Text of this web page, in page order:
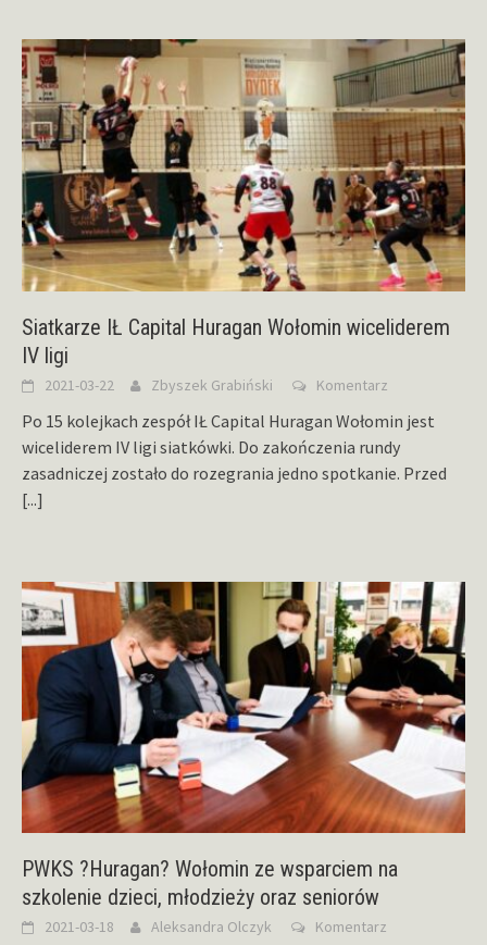
Siatkarze IŁ Capital Huragan Wołomin wiceliderem
IV ligi
2021-03-22 Zbyszek Grabiński Komentarz
Po 15 kolejkach zespół IŁ Capital Huragan Wołomin jest
wiceliderem IV ligi siatkówki. Do zakończenia rundy
zasadniczej zostało do rozegrania jedno spotkanie. Przed
[...]
PWKS ?Huragan? Wołomin ze wsparciem na
szkolenie dzieci, młodzieży oraz seniorów
2021-03-18 Aleksandra Olczyk Komentarz